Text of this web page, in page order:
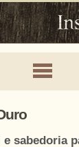
sabedoria